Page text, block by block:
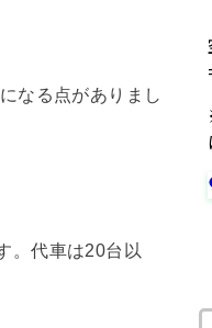
なる点がありまし
。代車は20台以